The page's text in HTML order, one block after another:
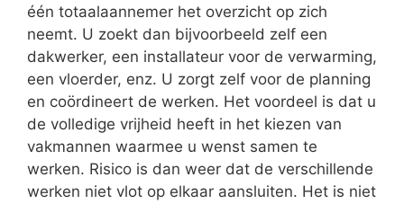
één totaalaannemer het overzicht op zich
neemt. U zoekt dan bijvoorbeeld zelf een
dakwerker, een installateur voor de verwarming,
een vloerder, enz. U zorgt zelf voor de planning
en coördineert de werken. Het voordeel is dat u
de volledige vrijheid heeft in het kiezen van
vakmannen waarmee u wenst samen te
werken. Risico is dan weer dat de verschillende
werken niet vlot op elkaar aansluiten. Het is niet